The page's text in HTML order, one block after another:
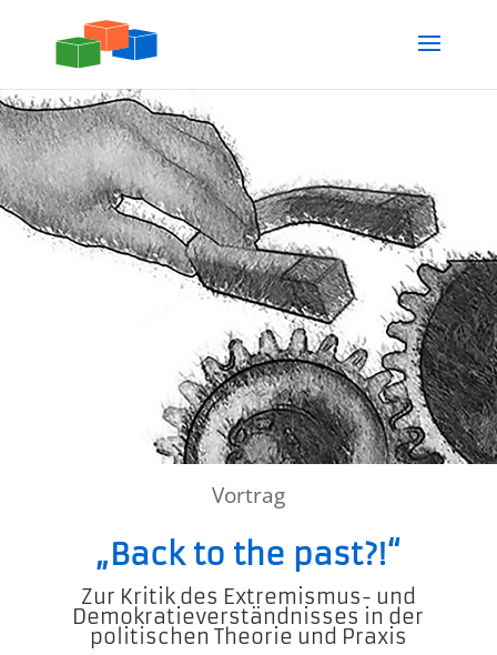
Vortrag
„Back to the past?!“
Zur Kritik des Extremismus- und
Demokratieverständnisses in der
politischen Theorie und Praxis